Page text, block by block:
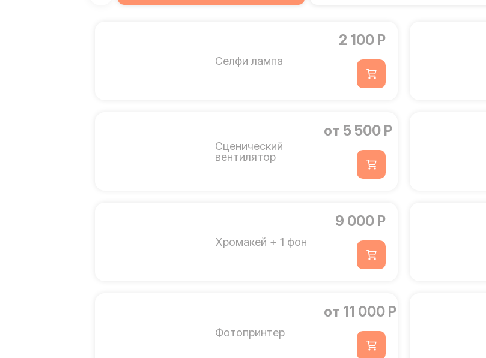
Селфи лампа
2 100 Р
Сценический
вентилятор
от 5 500 Р
Хромакей + 1 фон
9 000 Р
Фотопринтер
от 11 000 Р